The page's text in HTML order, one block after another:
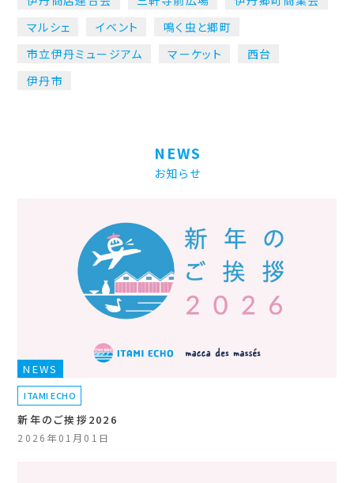
マルシェ
イベント
鳴く虫と郷町
市立伊丹ミュージアム
マーケット
西台
伊丹市
NEWS
お知らせ
NEWS
ITAMI ECHO
新年のご挨拶2026
2026年01月01日